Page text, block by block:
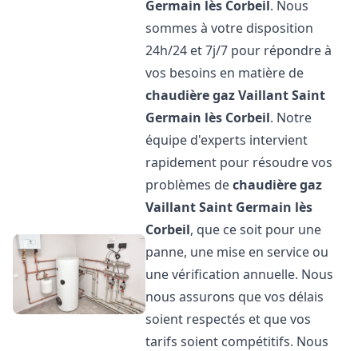
Germain lès Corbeil. Nous
sommes à votre disposition
24h/24 et 7j/7 pour répondre à
vos besoins en matière de
chaudière gaz VaillantSaint
Germain lès Corbeil. Notre
équipe d'experts intervient
rapidement pour résoudre vos
problèmes dechaudière gaz
VaillantSaint Germain lès
Corbeil, que ce soit pour une
panne, une mise en service ou
une vérification annuelle. Nous
nous assurons que vos délais
soient respectés et que vos
tarifs soient compétitifs. Nous